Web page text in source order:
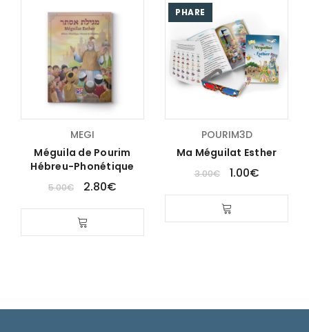
MEGI
Méguila de Pourim
Hébreu-Phonétique
5.00€ 2.80€
PHARE
POURIM3D
Ma Méguilat Esther
3.00€ 1.00€